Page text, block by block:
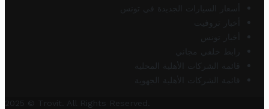
أسعار السيارات الجديدة في تونس
أخبار تروفيت
أخبار تونس
رابط خلفي مجاني
قائمة الشركات الأهلية المحلية
قائمة الشركات الأهلية الجهوية
2025 © Trovit. All Rights Reserved.